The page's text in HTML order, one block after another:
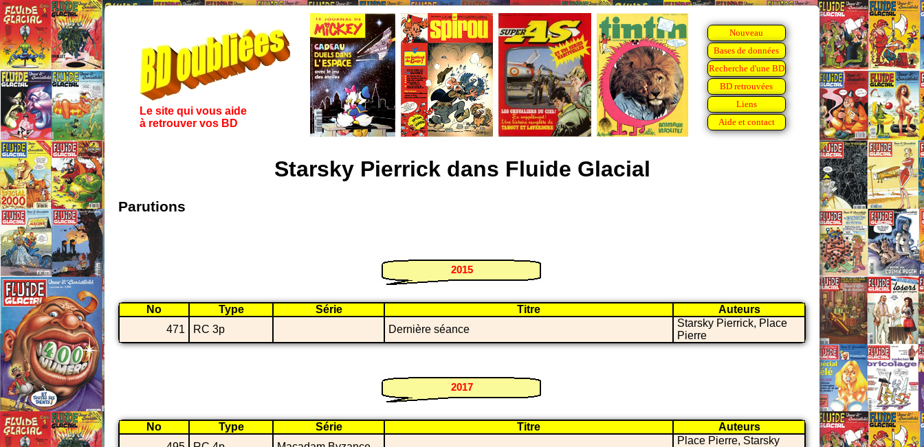
Le site qui vous aide
à retrouver vos BD
Nouveau
Bases de données
Recherche d'une BD
BD retrouvées
Liens
Aide et contact
Starsky Pierrick dans Fluide Glacial
Parutions
2015
No Type Série Titre
Auteurs
471
RC 3p Dernière séance
Starsky Pierrick, Place
Pierre
2017
No Type Série Titre
Auteurs
Place Pierre, Starsky